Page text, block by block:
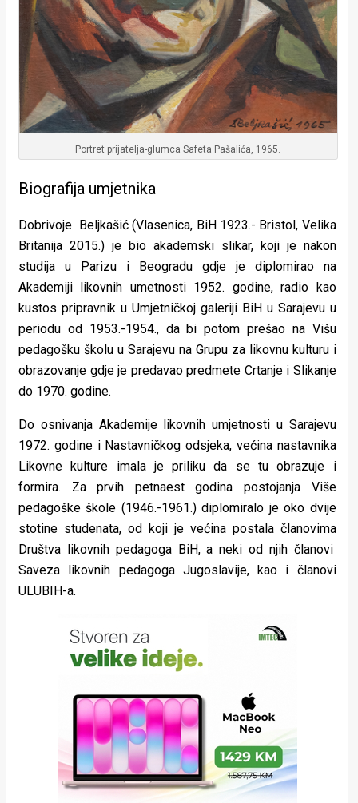
Portret prijatelja-glumca Safeta Pašalića, 1965.
Biografija umjetnika
Dobrivoje Beljkašić (Vlasenica, BiH 1923.- Bristol, Velika
Britanija 2015.) je bio akademski slikar, koji je nakon
studija u Parizu i Beogradu gdje je diplomirao na
Akademiji likovnih umetnosti 1952. godine, radio kao
kustos pripravnik u Umjetničkoj galeriji BiH u Sarajevu u
periodu od 1953.-1954., da bi potom prešao na Višu
pedagošku školu u Sarajevu na Grupu za likovnu kulturu i
obrazovanje gdje je predavao predmete Crtanje i Slikanje
do 1970. godine.
Do osnivanja Akademije likovnih umjetnosti u Sarajevu
1972. godine i Nastavničkog odsjeka, većina nastavnika
Likovne kulture imala je priliku da se tu obrazuje i
formira. Za prvih petnaest godina postojanja Više
pedagoške škole (1946.-1961.) diplomiralo je oko dvije
stotine studenata, od koji je većina postala članovima
Društva likovnih pedagoga BiH, a neki od njih članovi
Saveza likovnih pedagoga Jugoslavije, kao i članovi
ULUBIH-a.